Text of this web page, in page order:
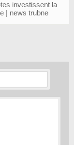
investissent la
| news trubne